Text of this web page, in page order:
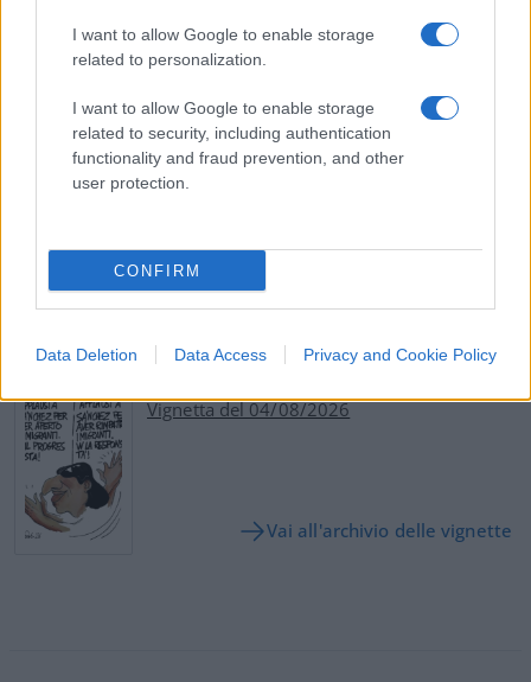
I want to allow Google to enable storage
related to personalization.
I want to allow Google to enable storage
related to security, including authentication
functionality and fraud prevention, and other
user protection.
CONFIRM
Data Deletion Data Access Privacy and Cookie Policy
. Dopo una
settimana se vuoi con un abbonamento di 30 euro
webinar e dossier di inchiesta esclusivi.
#MANDELA #MESSICO
1
Vignetta del 04/08/2026
Vai all'archivio delle vignette